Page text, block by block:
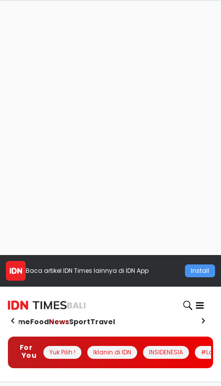
Baca artikel IDN Times lainnya di IDN App Install
BALI
HomeFoodNewsSportTravel
For
You
Yuk Pilih ! Iklanin di IDN INSIDENESIA